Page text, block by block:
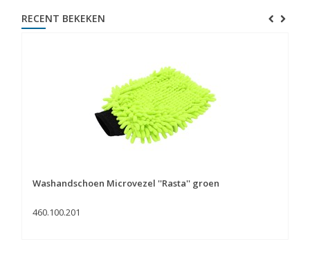
RECENT BEKEKEN
Washandschoen Microvezel ''Rasta'' groen
460.100.201